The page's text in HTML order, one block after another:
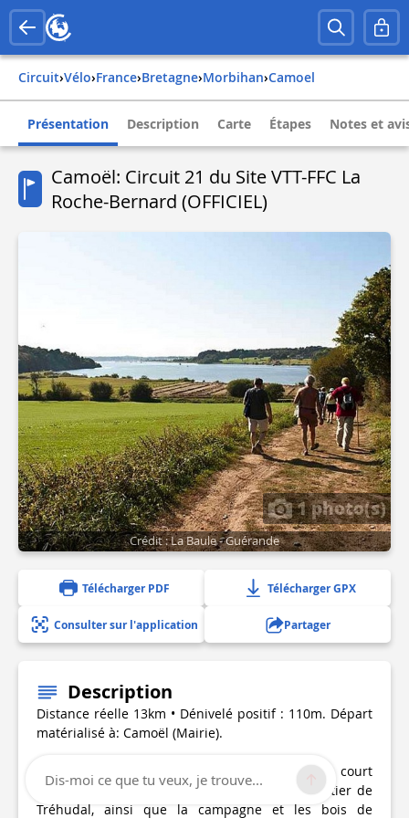
Circuit› Vélo› france› bretagne› morbihan› camoel
Présentation Description Carte Étapes Notes et
Camoël: Circuit 21 du Site VTT-FFC La
Roche-Bernard (OFFICIEL)
1 photo(s)
Crédit : La Baule - Guérande
Télécharger PDF Télécharger GPX
Consulter sur l'application Partager
Description
Distance réelle 13km • Dénivelé positif : 110m. Départ
matérialisé à: Camoël (Mairie).
Circuit familial en saison estivale, ce circuit court
permet aux familles de découvrir la Vilaine, l'étier de
Tréhudal, ainsi que la campagne et les bois de
Dis-moi ce que tu veux, je trouve...